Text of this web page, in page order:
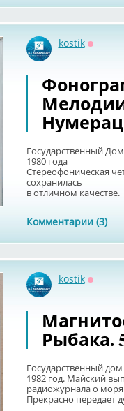
kostik
Государственный
1980 года
Стереофоническая
сохранилась
в отличном
Комментарии (3)
kostik
Рыбака.
Государственный
1982 год. Майский
радиожурнала о
Прекрасно передает